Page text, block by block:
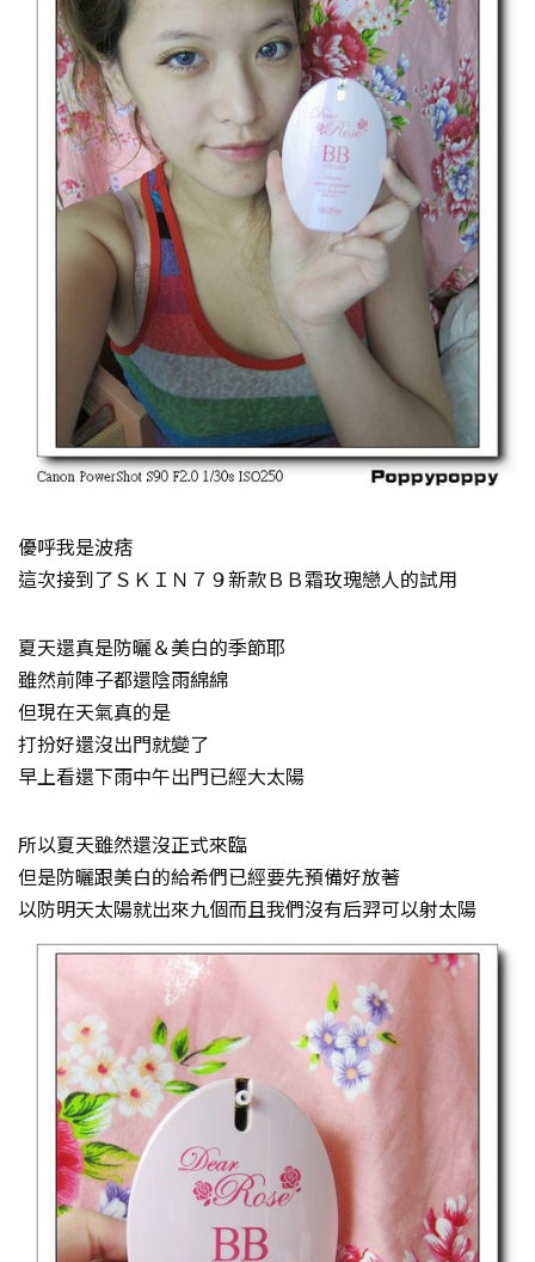
優呼我是波痞
這次接到了ＳＫＩＮ７９新款ＢＢ霜玫瑰戀人的試用
夏天還真是防曬＆美白的季節耶
雖然前陣子都還陰雨綿綿
但現在天氣真的是
打扮好還沒出門就變了
早上看還下雨中午出門已經大太陽
所以夏天雖然還沒正式來臨
但是防曬跟美白的給希們已經要先預備好放著
以防明天太陽就出來九個而且我們沒有后羿可以射太陽